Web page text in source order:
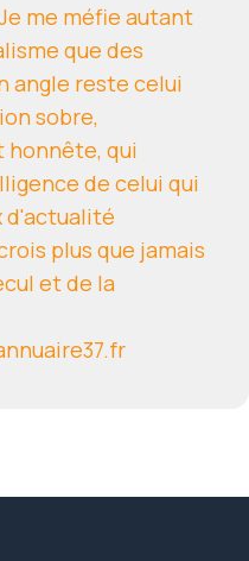
me méfie autant
que des
angle reste celui
sobre,
honnête, qui
de celui qui
d'actualité
plus que jamais
et de la